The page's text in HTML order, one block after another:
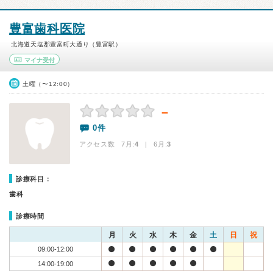
豊富歯科医院
北海道天塩郡豊富町大通り（豊富駅）
マイナ受付
土曜（〜12:00）
－
0件
アクセス数 7月:4 | 6月:3
診療科目：
歯科
診療時間
月 火 水 木 金 土 日 祝
09:00-12:00
14:00-19:00